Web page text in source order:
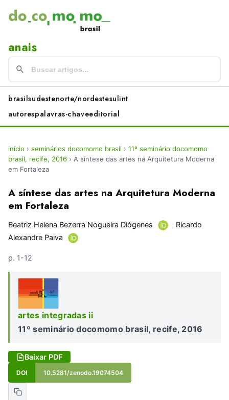
anais
brasilsudestenorte/nordestesulint
autorespalavras-chaveeditorial
início › seminários docomomo brasil › 11º seminário docomomo
brasil, recife, 2016 › A síntese das artes na Arquitetura Moderna
em Fortaleza
A síntese das artes na Arquitetura Moderna
em Fortaleza
Beatriz Helena Bezerra Nogueira Diógenes ; Ricardo
Alexandre Paiva
p. 1-12
artes integradas ii
11º seminário docomomo brasil, recife, 2016
Baixar PDF
DOI 10.5281/zenodo.19074504